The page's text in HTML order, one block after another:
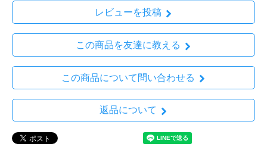
レビューを投稿
この商品を友達に教える
この商品について問い合わせる
返品について